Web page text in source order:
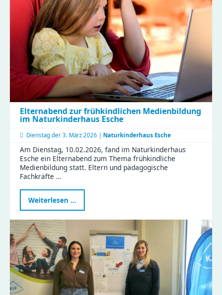
der
Zeisigwaldfüchse
gestalten
den
Friedenstag
Elternabend zur frühkindlichen Medienbildung
im Naturkinderhaus Esche
Dienstag der 3. März 2026 | Naturkinderhaus Esche
Am Dienstag, 10.02.2026, fand im Naturkinderhaus
Esche ein Elternabend zum Thema frühkindliche
Medienbildung statt. Eltern und pädagogische
Fachkräfte …
Weiterlesen …
zur
Naturkinderhaus
Esche